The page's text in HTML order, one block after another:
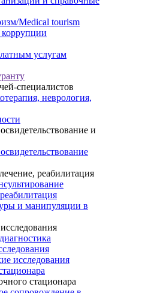
Medical tourism
услугам
специалистов
неврология,
и
реабилитация
и манипуляции в
исследования
стационара